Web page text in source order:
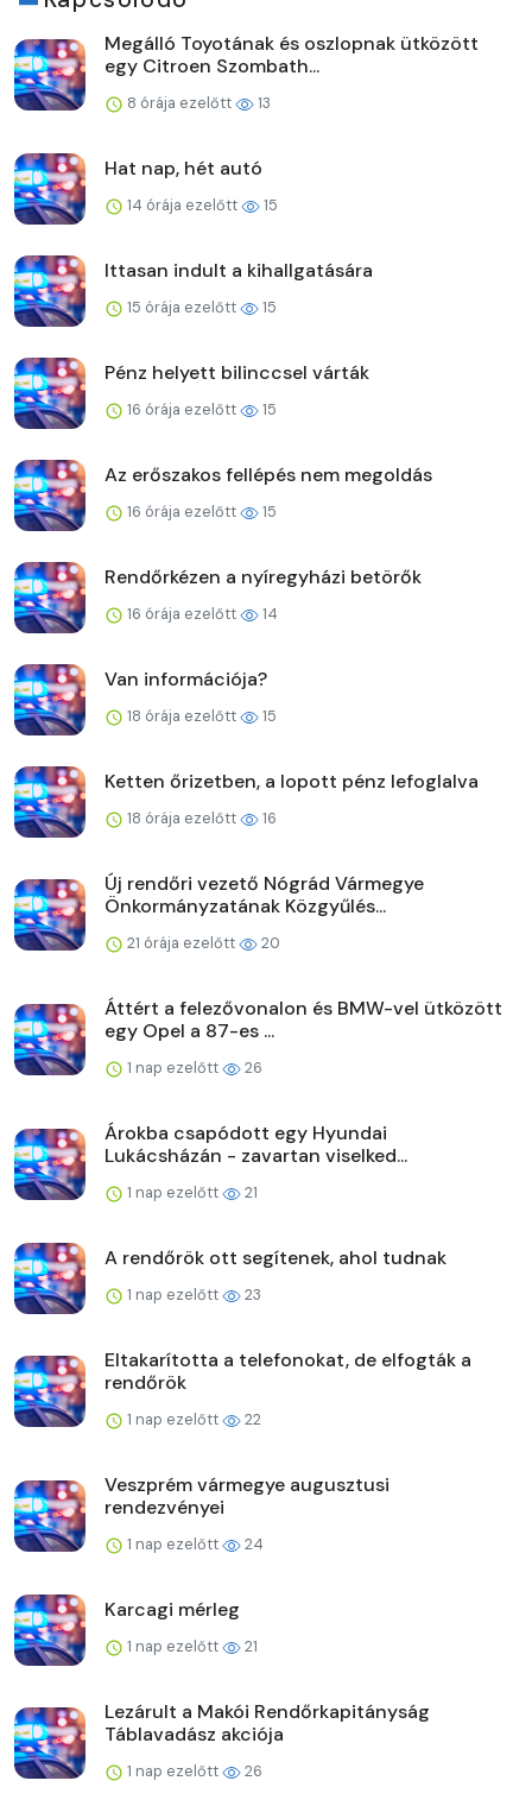
Megálló Toyotának és oszlopnak ütközött
egy Citroen Szombath...
8 órája ezelőtt 13
Hat nap, hét autó
14 órája ezelőtt 15
Ittasan indult a kihallgatására
15 órája ezelőtt 15
Pénz helyett bilinccsel várták
16 órája ezelőtt 15
Az erőszakos fellépés nem megoldás
16 órája ezelőtt 15
Rendőrkézen a nyíregyházi betörők
16 órája ezelőtt 14
Van információja?
18 órája ezelőtt 15
Ketten őrizetben, a lopott pénz lefoglalva
18 órája ezelőtt 16
Új rendőri vezető Nógrád Vármegye
Önkormányzatának Közgyűlés...
21 órája ezelőtt 20
Áttért a felezővonalon és BMW-vel ütközött
egy Opel a 87-es ...
1 nap ezelőtt 26
Árokba csapódott egy Hyundai
Lukácsházán - zavartan viselked...
1 nap ezelőtt 21
A rendőrök ott segítenek, ahol tudnak
1 nap ezelőtt 23
Eltakarította a telefonokat, de elfogták a
rendőrök
1 nap ezelőtt 22
Veszprém vármegye augusztusi
rendezvényei
1 nap ezelőtt 24
Karcagi mérleg
1 nap ezelőtt 21
Lezárult a Makói Rendőrkapitányság
Táblavadász akciója
1 nap ezelőtt 26